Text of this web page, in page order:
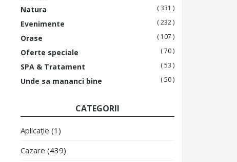
Natura ( 331 )
Evenimente ( 232 )
Orase ( 107 )
Oferte speciale ( 70 )
SPA & Tratament ( 53 )
Unde sa mananci bine ( 50 )
CATEGORII
Aplicație (1)
Cazare (439)